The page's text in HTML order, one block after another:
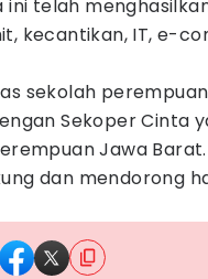
ini telah
kecantikan, IT, e-
sekolah
Sekoper Cinta
Jawa
dan mendorong